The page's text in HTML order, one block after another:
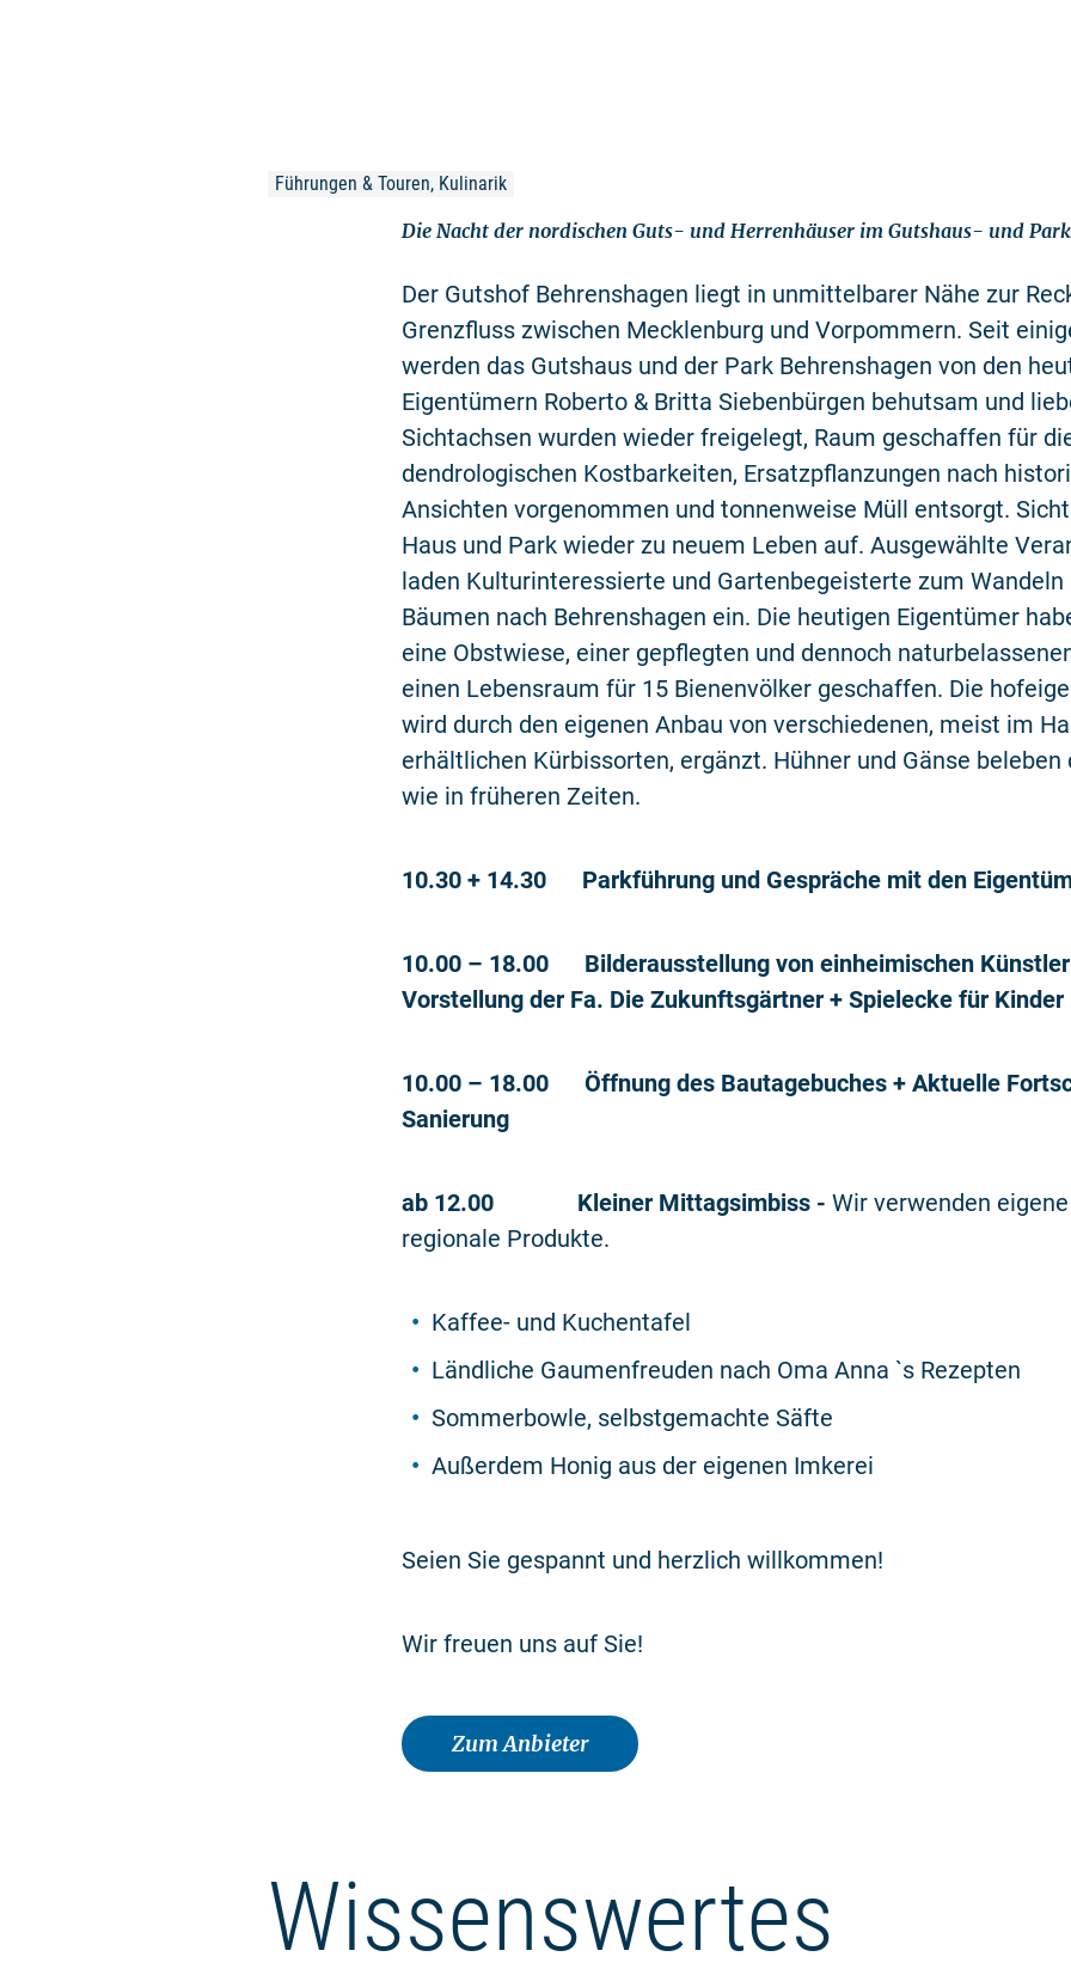
Führungen & Touren, Kulinarik
Die Nacht der nordischen Guts- und Herrenhäuser im Gutshaus- und
Der Gutshof Behrenshagen liegt in unmittelbarer Nähe zur
Grenzfluss zwischen Mecklenburg und Vorpommern. Seit
werden das Gutshaus und der Park Behrenshagen von den
Eigentümern Roberto & Britta Siebenbürgen behutsam und
Sichtachsen wurden wieder freigelegt, Raum geschaffen für
dendrologischen Kostbarkeiten, Ersatzpflanzungen nach
Ansichten vorgenommen und tonnenweise Müll entsorgt.
Haus und Park wieder zu neuem Leben auf. Ausgewählte
laden Kulturinteressierte und Gartenbegeisterte zum
Bäumen nach Behrenshagen ein. Die heutigen Eigentümer
eine Obstwiese, einer gepflegten und dennoch
einen Lebensraum für 15 Bienenvölker geschaffen. Die
wird durch den eigenen Anbau von verschiedenen, meist im
erhältlichen Kürbissorten, ergänzt. Hühner und Gänse beleben
wie in früheren Zeiten.
10.30 + 14.30 Parkführung und Gespräche mit den
10.00 – 18.00 Bilderausstellung von einheimischen
Vorstellung der Fa. Die Zukunftsgärtner + Spielecke für Kinder
10.00 – 18.00 Öffnung des Bautagebuches + Aktuelle
Sanierung
ab 12.00 Kleiner Mittagsimbiss - Wir verwenden
regionale Produkte.
Kaffee- und Kuchentafel
Ländliche Gaumenfreuden nach Oma Anna `s Rezepten
Sommerbowle, selbstgemachte Säfte
Außerdem Honig aus der eigenen Imkerei
Seien Sie gespannt und herzlich willkommen!
Wir freuen uns auf Sie!
Zum Anbieter
Wissenswertes